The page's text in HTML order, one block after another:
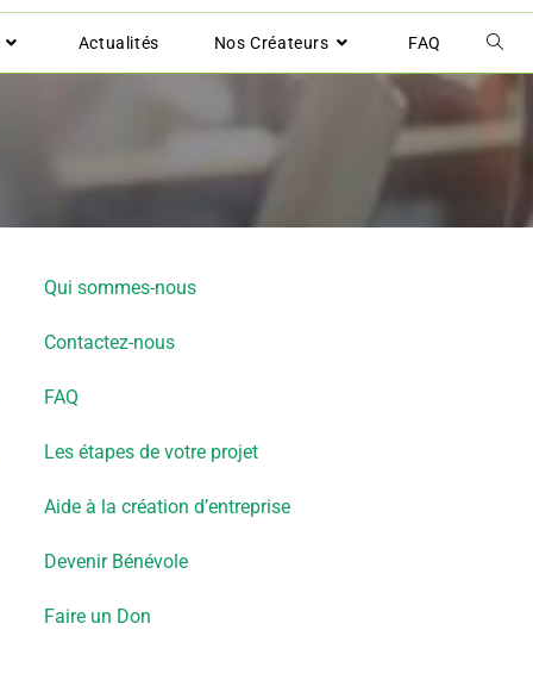
Actualités Nos Créateurs FAQ
Qui sommes-nous
Contactez-nous
FAQ
Les étapes de votre projet
Aide à la création d’entreprise
Devenir Bénévole
Faire un Don